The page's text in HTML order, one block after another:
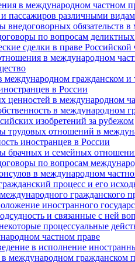
в международном частном
и пассажиров различными
внедоговорных обязательств
по вопросам
сделки в праве
в международном
международном гражданском и
в России
ценностей в международном
в международном
изобретений за рубежом
трудовых отношений в
иностранцев в России
брачных и семейных
по вопросам
в международном
процесс и его
гражданского
иностранного
и связанные с ней
процессуальные
частном праве
в исполнение
международном гражданском